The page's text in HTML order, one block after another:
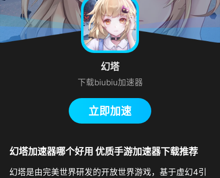
幻塔
下载biubiu加速器
立即加速
幻塔加速器哪个好用 优质手游加速器下载推荐
幻塔是由完美世界研发的开放世界游戏，基于虚幻4引